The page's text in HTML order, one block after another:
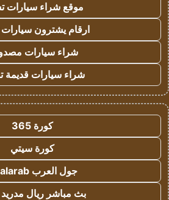
موقع شراء سيارات
ارقام يشترون سيارات
شراء سيارات
شراء سيارات قديمة
كورة 365
كورة سيتي
جول العرب goalarab
بث مباشر ريال مدريد